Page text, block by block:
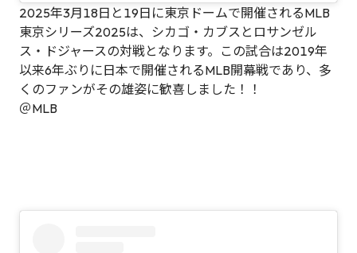
2025年3月18日と19日に東京ドームで開催されるMLB
東京シリーズ2025は、シカゴ・カブスとロサンゼル
ス・ドジャースの対戦となります。この試合は2019年
以来6年ぶりに日本で開催されるMLB開幕戦であり、多
くのファンがその雄姿に歓喜しました！！
＠MLB